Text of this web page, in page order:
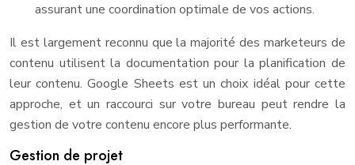
assurant une coordination optimale de vos actions.
Il est largement reconnu que la majorité des marketeurs de
contenu utilisent la documentation pour la planification de
leur contenu. Google Sheets est un choix idéal pour cette
approche, et un raccourci sur votre bureau peut rendre la
gestion de votre contenu encore plus performante.
Gestion de projet